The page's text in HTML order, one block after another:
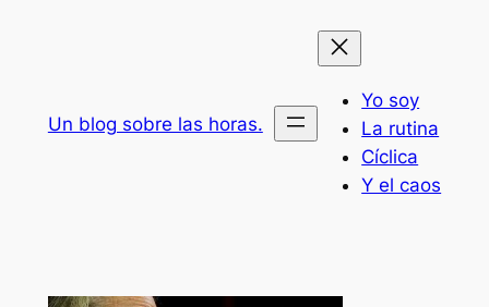
Un blog sobre las horas.
Yo soy
La rutina
Cíclica
Y el caos